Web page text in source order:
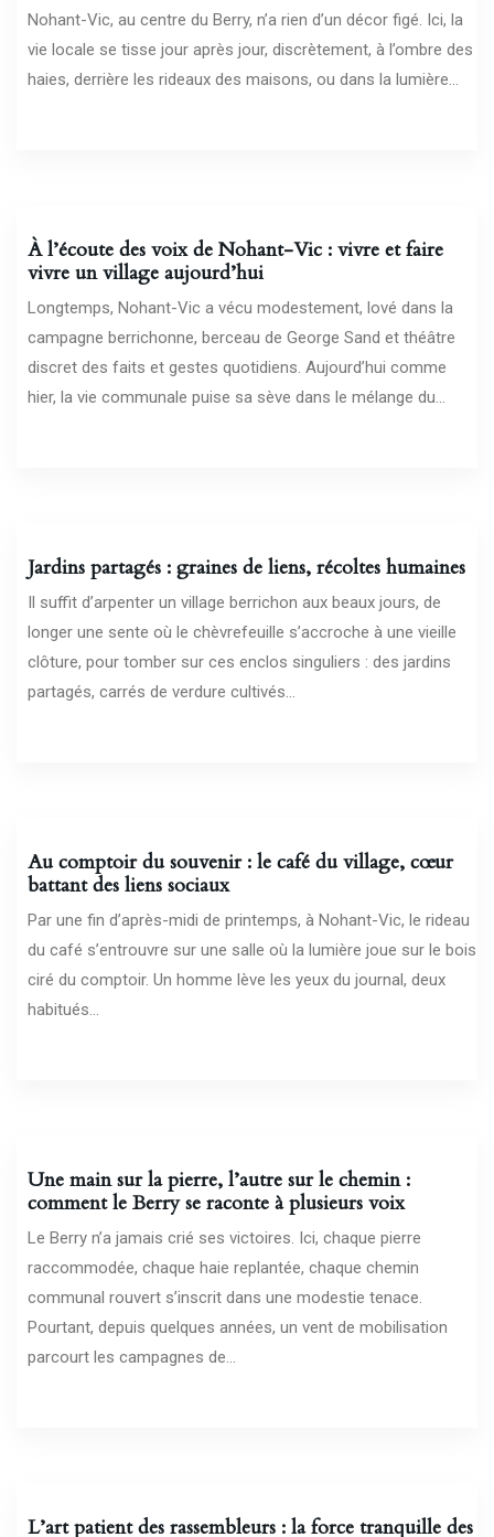
Nohant-Vic, au centre du Berry, n’a rien d’un décor figé. Ici, la
vie locale se tisse jour après jour, discrètement, à l’ombre des
haies, derrière les rideaux des maisons, ou dans la lumière...
À l’écoute des voix de Nohant-Vic : vivre et faire
vivre un village aujourd’hui
Longtemps, Nohant-Vic a vécu modestement, lové dans la
campagne berrichonne, berceau de George Sand et théâtre
discret des faits et gestes quotidiens. Aujourd’hui comme
hier, la vie communale puise sa sève dans le mélange du...
Jardins partagés : graines de liens, récoltes humaines
Il suffit d’arpenter un village berrichon aux beaux jours, de
longer une sente où le chèvrefeuille s’accroche à une vieille
clôture, pour tomber sur ces enclos singuliers : des jardins
partagés, carrés de verdure cultivés...
Au comptoir du souvenir : le café du village, cœur
battant des liens sociaux
Par une fin d’après-midi de printemps, à Nohant-Vic, le rideau
du café s’entrouvre sur une salle où la lumière joue sur le bois
ciré du comptoir. Un homme lève les yeux du journal, deux
habitués...
Une main sur la pierre, l’autre sur le chemin :
comment le Berry se raconte à plusieurs voix
Le Berry n’a jamais crié ses victoires. Ici, chaque pierre
raccommodée, chaque haie replantée, chaque chemin
communal rouvert s’inscrit dans une modestie tenace.
Pourtant, depuis quelques années, un vent de mobilisation
parcourt les campagnes de...
L’art patient des rassembleurs : la force tranquille des